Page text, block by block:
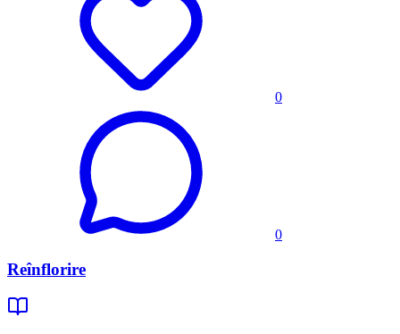
0
0
Reînflorire